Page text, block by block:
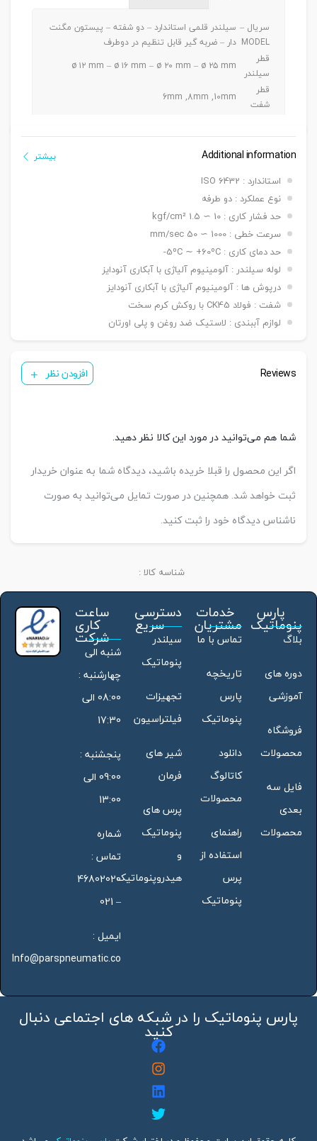
سریال –
MODEL
سیلندر قلمی استاندارد – دو شفته – پیستون مگنت
دار – ضربه گیر قابل تنظیم در دوطرف
قطر
سیلندر
ø ۱۲ mm – ø ۱۶ mm – ø ۲۰ mm – ø ۲۵ mm
قطر
شفت
6mm ,8mm ,10mm
۲۰ -> Max. 300 mm / ø ۲۵ -> Max. 350 mm
دنده
دنده ماندگی ,دنده نری
بست
نصبی
دوشاخه Y, بست چشمی FI ,بست شناور FC
سنسور
( ø ۱۲ ~ ۲۵ mm ) KT-05 R/BK81
تعداد
سنسور
یک عدد ,دو عدد
Additional information
استاندارد : ISO 6432
نوع عملکرد : دو طرفه
حد فشار کاری : 10 ∼ 1.5 kgf/cm²
سرعت خطی : 1000 ∼ 50 mm/sec
حد دمای کاری : 5ºC ∼ +60ºC-
لوله سیلندر : آلومینیوم آلیاژی با آبکاری آنودایز
درپوش ها : آلومینیوم آلیاژی با آبکاری آنودایز
شفت : فولاد CK45 با روکش کرم سخت
لوازم آببندی : لاستیک ضد روغن و پلی اورتان
بیشتر
Reviews افزودن نظر
شما هم می‌توانید در مورد این کالا نظر دهید.
اگر این محصول را قبلا خریده باشید، دیدگاه شما به عنوان خریدار
ثبت خواهد شد. همچنین در صورت تمایل می‌توانید به صورت
ناشناس دیدگاه خود را ثبت کنید.
شناسه کالا :
پارس
پنوماتیک
بلاگ
دوره های
آموزشی
فروشگاه
محصولات
فایل سه
بعدی
محصولات
خدمات
مشتریان
تماس با ما
تاریخچه
پارس
پنوماتیک
دانلود
کاتالوگ
محصولات
راهنمای
استفاده از
پرس
پنوماتیک
دسترسی
سریع
سیلندر
پنوماتیک
تجهیزات
فیلتراسیون
شیر های
فرمان
پرس های
پنوماتیک
و
هیدروپنوماتیک
ساعت
کاری
شرکت
شنبه الی
چهارشنبه :
08:00 الی
17:30
پنجشنبه :
09:00 الی
13:00
شماره
تماس :
46802020
– 021
ایمیل :
Info@parspneumatic.co
پارس پنوماتیک را در شبکه های اجتماعی دنبال
کنید